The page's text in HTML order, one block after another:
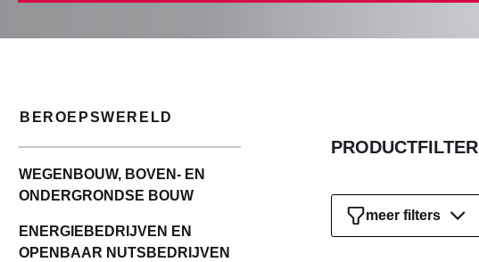
BEROEPSWERELD
WEGENBOUW, BOVEN- EN
ONDERGRONDSE BOUW
ENERGIEBEDRIJVEN EN
OPENBAAR NUTSBEDRIJVEN
PRODUCTFILTER
meer filters